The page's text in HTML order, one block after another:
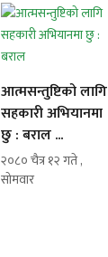
आत्मसन्तुष्टिको लागि
सहकारी अभियानमा
छु : बराल ...
२०८० चैत्र १२ गते ,
सोमवार